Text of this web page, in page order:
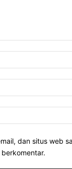
dan situs web